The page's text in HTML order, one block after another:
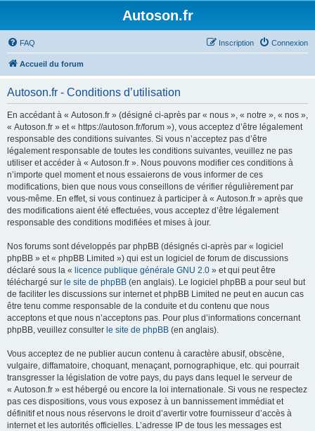
Autoson.fr
FAQ Connexion
Inscription
Accueil du forum
Autoson.fr - Conditions d’utilisation
En accédant à « Autoson.fr » (désigné ci-après par « nous », « notre », « nos »,
« Autoson.fr » et « https://autoson.fr/forum »), vous acceptez d’être légalement
responsable des conditions suivantes. Si vous n’acceptez pas d’être
légalement responsable de toutes les conditions suivantes, veuillez ne pas
utiliser et accéder à « Autoson.fr ». Nous pouvons modifier ces conditions à
n’importe quel moment et nous essaierons de vous informer de ces
modifications, bien que nous vous conseillons de vérifier régulièrement par
vous-même. En effet, si vous continuez à participer à « Autoson.fr » après que
des modifications aient été effectuées, vous acceptez d’être légalement
responsable des conditions modifiées et mises à jour.
Nos forums sont développés par phpBB (désignés ci-après par « logiciel
phpBB » et « phpBB Limited ») qui est un logiciel de forum de discussions
déclaré sous la « licence publique générale GNU 2.0 » et qui peut être
téléchargé sur le site de phpBB (en anglais). Le logiciel phpBB a pour seul but
de faciliter les discussions sur internet et phpBB Limited ne peut en aucun cas
être tenu comme responsable de la conduite et du contenu que nous
acceptons et que nous n’acceptons pas. Pour plus d’informations concernant
phpBB, veuillez consulter le site de phpBB (en anglais).
Vous acceptez de ne publier aucun contenu à caractère abusif, obscène,
vulgaire, diffamatoire, choquant, menaçant, pornographique, etc. qui pourrait
transgresser la législation de votre pays, du pays dans lequel le serveur de
« Autoson.fr » est hébergé ou encore la loi internationale. Si vous ne respectez
pas ces dispositions, vous vous exposez à un bannissement immédiat et
définitif et nous nous réservons le droit d’avertir votre fournisseur d’accès à
internet et les autorités officielles. L’adresse IP de tous les messages est